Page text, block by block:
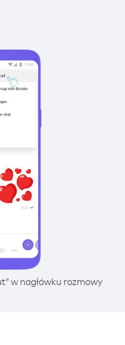
w nagłówku rozmowy